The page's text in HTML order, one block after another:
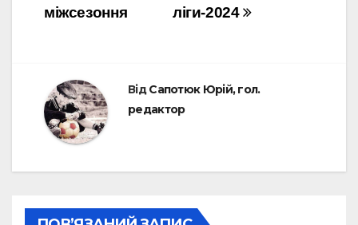
ліги-2024
міжсезоння
ВідСапотюк Юрій, гол.
редактор